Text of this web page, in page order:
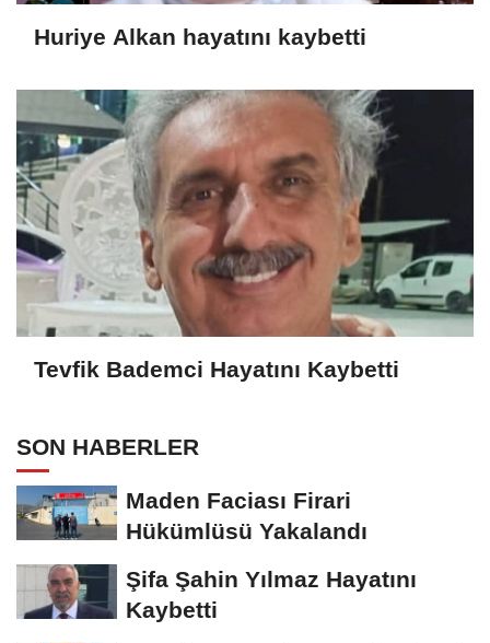
Huriye Alkan hayatını kaybetti
Tevfik Bademci Hayatını Kaybetti
SON HABERLER
Maden Faciası Firari
Hükümlüsü Yakalandı
Şifa Şahin Yılmaz Hayatını
Kaybetti